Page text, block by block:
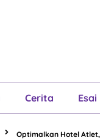
Cerita Esai
Optimalkan Hotel